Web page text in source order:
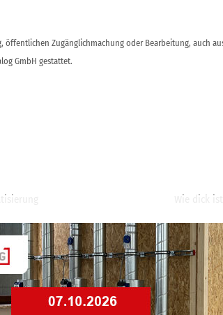
öffentlichen Zugänglichmachung oder Bearbeitung, auch
GmbH gestattet.
Wie dick
Kommentar abzugeben.